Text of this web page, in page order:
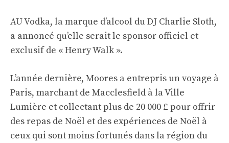
AU Vodka, la marque d’alcool du DJ Charlie Sloth,
a annoncé qu’elle serait le sponsor officiel et
exclusif de « Henry Walk ».
L’année dernière, Moores a entrepris un voyage à
Paris, marchant de Macclesfield à la Ville
Lumière et collectant plus de 20 000 £ pour offrir
des repas de Noël et des expériences de Noël à
ceux qui sont moins fortunés dans la région du